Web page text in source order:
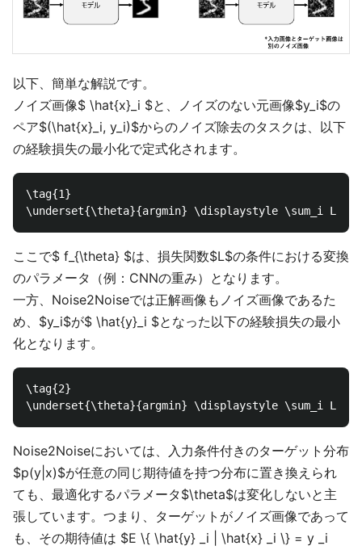
以下、簡単な解説です。
ノイズ画像$ \hat{x}_i $と、ノイズのない元画像$y_i$の
ペア$(\hat{x}_i, y_i)$からのノイズ除去のタスクは、以下
の経験損失の最小化で定式化されます。
\tag{1}
ここで$ f_{\theta} $は、損失関数$L$の条件における変換
のパラメータ（例：CNNの重み）となります。
一方、Noise2Noiseでは正解画像もノイズ画像であるた
め、$y_i$が$ \hat{y}_i $となった以下の経験損失の最小
化となります。
\tag{2}
Noise2Noiseにおいては、入力条件付きのターゲット分布
$p(y|x)$が任意の同じ期待値を持つ分布に置き換えられ
ても、最適化するパラメータ$\theta$は変化しないと主
張しています。つまり、ターゲットがノイズ画像であって
も、その期待値は $E \{ \hat{y} _i | \hat{x} _i \} = y _i